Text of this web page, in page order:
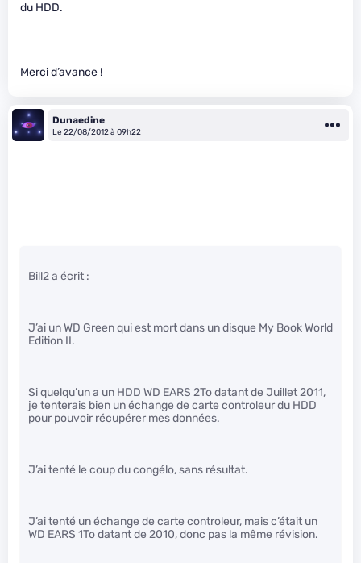
du HDD.
Merci d’avance !
Dunaedine
Le 22/08/2012 à 09h22
Bill2 a écrit :
J’ai un WD Green qui est mort dans un disque My Book World
Edition II.
Si quelqu’un a un HDD WD EARS 2To datant de Juillet 2011,
je tenterais bien un échange de carte controleur du HDD
pour pouvoir récupérer mes données.
J’ai tenté le coup du congélo, sans résultat.
J’ai tenté un échange de carte controleur, mais c’était un
WD EARS 1To datant de 2010, donc pas la même révision.